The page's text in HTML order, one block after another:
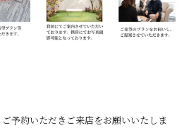
予約いただきご来店をお願いいたしま